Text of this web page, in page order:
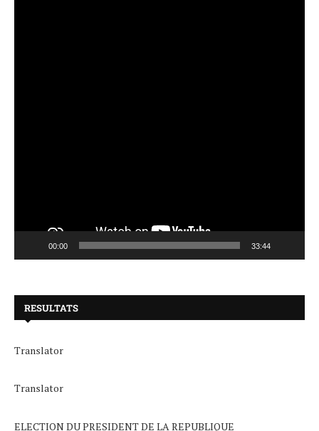
00:00 33:44
RESULTATS
Translator
Translator
ELECTION DU PRESIDENT DE LA REPUBLIQUE